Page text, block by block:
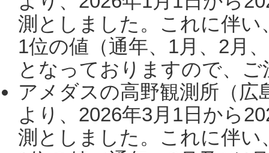
測としました。これに伴い
1位の値（通年、1月、2月
となっておりますので、
アメダスの高野観測所（
より、2026年3月1日から
測としました。これに伴い